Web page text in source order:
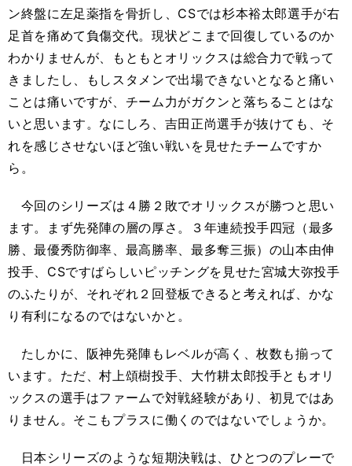
ン終盤に左足薬指を骨折し、CSでは杉本裕太郎選手が右
足首を痛めて負傷交代。現状どこまで回復しているのか
わかりませんが、もともとオリックスは総合力で戦って
きましたし、もしスタメンで出場できないとなると痛い
ことは痛いですが、チーム力がガクンと落ちることはな
いと思います。なにしろ、吉田正尚選手が抜けても、そ
れを感じさせないほど強い戦いを見せたチームですか
ら。
今回のシリーズは４勝２敗でオリックスが勝つと思い
ます。まず先発陣の層の厚さ。３年連続投手四冠（最多
勝、最優秀防御率、最高勝率、最多奪三振）の山本由伸
投手、CSですばらしいピッチングを見せた宮城大弥投手
のふたりが、それぞれ２回登板できると考えれば、かな
り有利になるのではないかと。
たしかに、阪神先発陣もレベルが高く、枚数も揃って
います。ただ、村上頌樹投手、大竹耕太郎投手ともオリ
ックスの選手はファームで対戦経験があり、初見ではあ
りません。そこもプラスに働くのではないでしょうか。
日本シリーズのような短期決戦は、ひとつのプレーで